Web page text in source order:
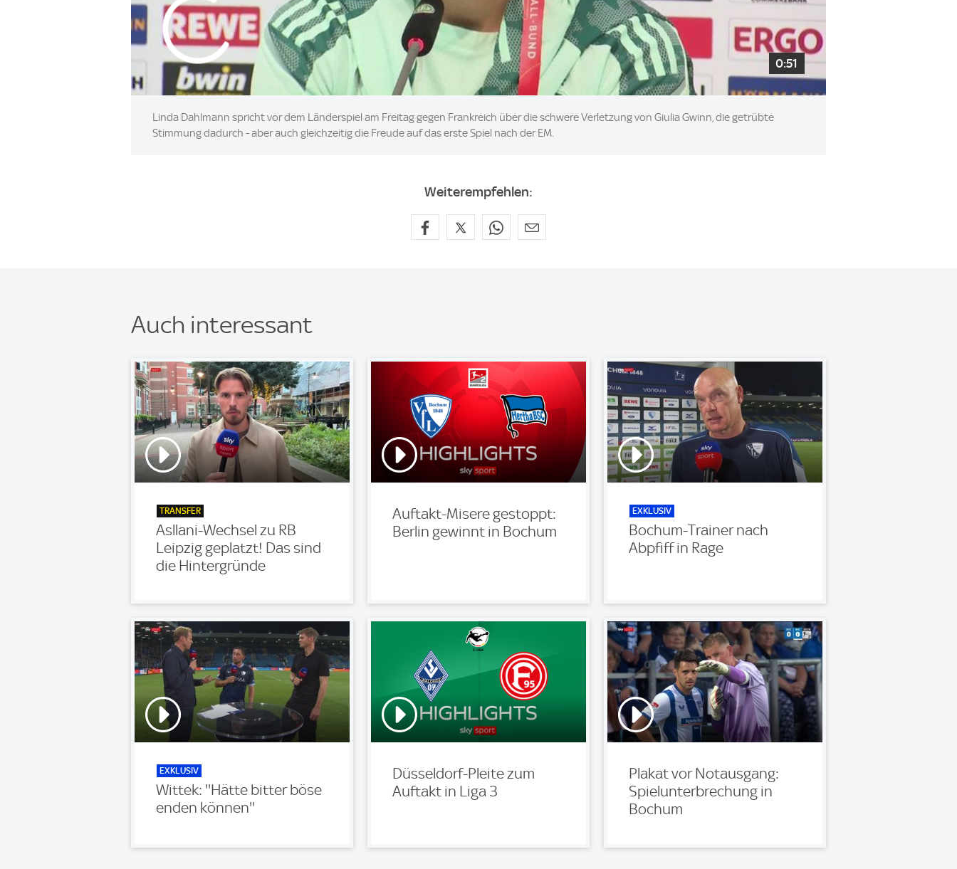
0:51
Linda Dahlmann spricht vor dem Länderspiel am Freitag gegen Frankreich über die schwere Verletzung von Giulia Gwinn, die getrübte
Stimmung dadurch - aber auch gleichzeitig die Freude auf das erste Spiel nach der EM.
Weiterempfehlen:
Auch interessant
TRANSFER
Asllani-Wechsel zu RB
Leipzig geplatzt! Das sind
die Hintergründe
Auftakt-Misere gestoppt:
Berlin gewinnt in Bochum
EXKLUSIV
Bochum-Trainer nach
Abpfiff in Rage
EXKLUSIV
Wittek: ''Hätte bitter böse
enden können''
Düsseldorf-Pleite zum
Auftakt in Liga 3
Plakat vor Notausgang:
Spielunterbrechung in
Bochum